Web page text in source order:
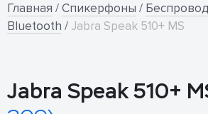
Главная /Спикерфоны /
Bluetooth / Jabra Speak 510+ MS
Jabra Speak 510+